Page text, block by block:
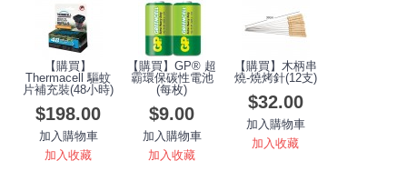
【購買】
Thermacell 驅蚊
片補充裝(48小時)
$198.00
加入購物車
加入收藏
【購買】GP® 超
霸環保碳性電池
(每枚)
$9.00
加入購物車
加入收藏
【購買】木柄串
燒-燒烤針(12支)
$32.00
加入購物車
加入收藏